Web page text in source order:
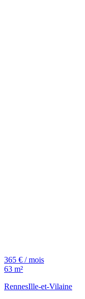
365 € / mois
63 m²
RennesIlle-et-Vilaine